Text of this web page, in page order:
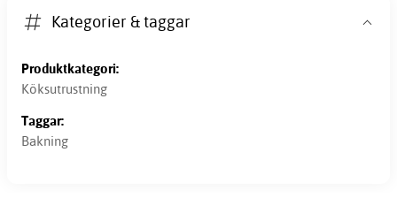
Kategorier & taggar
Produktkategori:
Köksutrustning
Taggar:
Bakning